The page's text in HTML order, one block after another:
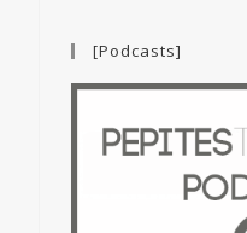
[Podcasts]